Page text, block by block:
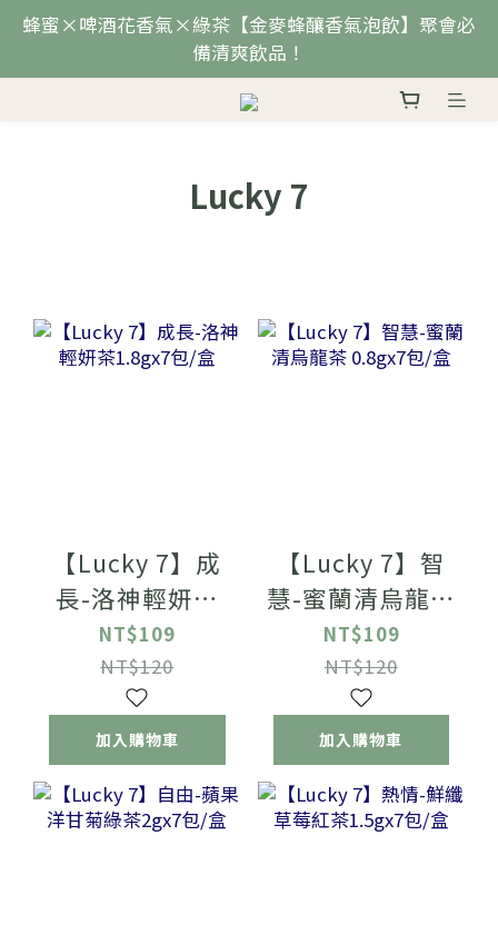
蜂蜜×啤酒花香氣×綠茶【金麥蜂釀香氣泡飲】聚會必
備清爽飲品！
Lucky 7
【Lucky 7】成
長-洛神輕妍茶
1.8gx7包/盒
NT$109
NT$120
加入購物車
【Lucky 7】智
慧-蜜蘭清烏龍茶
0.8gx7包/盒
NT$109
NT$120
加入購物車